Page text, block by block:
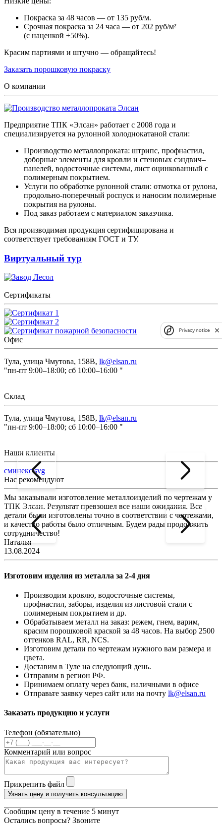
Покраска за 48 часов — от 135 руб/м.
Срочная покраска за 24 часа — от 202 руб/м²
(с наценкой +50%).
Красим партиями и штучно — обращайтесь!
Заказать порошковую покраску
О компании
Предприятие ТПК «Элсан» работает с 2008 года и
специализируется на рулонной холоднокатаной стали:
Производство металлопроката: штрипс, профнастил,
доборные элементы для кровли и стеновых сэндвич–
панелей, водосточные системы, лист оцинкованный с
полимерным покрытием.
Услуги по обработке рулонной стали: отмотка от рулона,
продольно-поперечный роспуск и наносим полимерные
покрытия на рулоны.
Под заказ работаем с материалом заказчика.
Вся производимая продукция сертифицирована и
соответствует требованиям ГОСТ и ТУ.
Виртуальный тур
Сертификаты
Офис
Тула, улица Чмутова, 158В, lk@elsan.ru
"пн-пт 9:00–18:00; сб 10:00–16:00 "
Склад
Тула, улица Чмутова, 158В, lk@elsan.ru
"пн-пт 9:00–18:00; сб 10:00–16:00 "
Наши клиенты
сминекс.svg
Нас рекомендуют
Мы заказывали изготовление металлоизделий по чертежам у
ТПК Элсан. Результат превзошел все наши ожидания. Все
детали были изготовлены точно в соответствии с чертежами,
и качество работы было отличным. Будем рады продолжить
сотрудничество!
Наталья
13.08.2024
Изготовим изделия из металла за 2-4 дня
Производим кровлю, водосточные системы,
профнастил, заборы, изделия из листовой стали с
полимерным покрытием и др.
Обрабатываем металл на заказ: режем, гнем, варим,
красим порошковой краской за 48 часов. На выбор 2500
оттенков RAL, RR, NCS.
Изготовим детали по чертежам нужного вам размера и
цвета.
Доставим в Туле на следующий день.
Отправим в регион РФ.
Принимаем оплату через банк, наличными в офисе
Отправьте заявку через сайт или на почту lk@elsan.ru
Заказать продукцию и услуги
Телефон (обязательно)
Комментарий или вопрос
Прикрепить файл
Узнать цену и получить консультацию
Сообщим цену в течение 5 минут
Остались вопросы? Звоните
Privacy notice